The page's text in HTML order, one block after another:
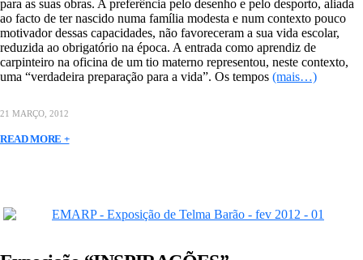
para as suas obras. A preferência pelo desenho e pelo desporto, aliada
ao facto de ter nascido numa família modesta e num contexto pouco
motivador dessas capacidades, não favoreceram a sua vida escolar,
reduzida ao obrigatório na época. A entrada como aprendiz de
carpinteiro na oficina de um tio materno representou, neste contexto,
uma “verdadeira preparação para a vida”. Os tempos (mais…)
21 MARÇO, 2012
READ MORE +